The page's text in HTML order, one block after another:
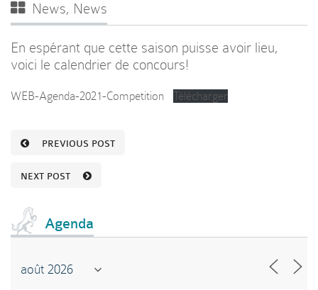
News, News
En espérant que cette saison puisse avoir lieu,
voici le calendrier de concours!
WEB-Agenda-2021-Competition Télécharger
PREVIOUS POST
NEXT POST
Agenda